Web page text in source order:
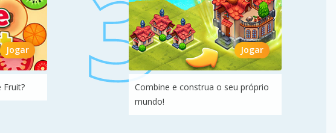
Jogar
Fruit?
Jogar
Combine e construa o seu próprio
mundo!